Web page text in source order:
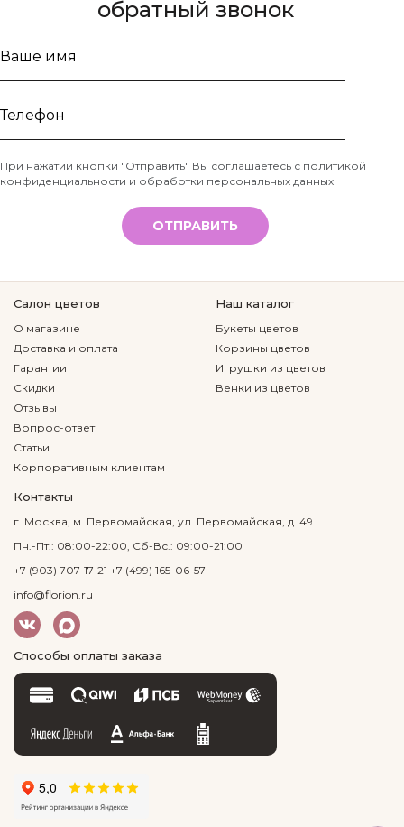
обратный звонок
Ваше
Телефон
*
При нажатии кнопки "Отправить" Вы соглашаетесь с политикой
конфиденциальности и обработки персональных данных
ОТПРАВИТЬ
Салон цветов
О магазине
Доставка и оплата
Гарантии
Скидки
Отзывы
Вопрос-ответ
Статьи
Корпоративным клиентам
Наш каталог
Букеты цветов
Корзины цветов
Игрушки из цветов
Венки из цветов
Контакты
г. Москва, м. Первомайская, ул. Первомайская, д. 49
Пн.-Пт.: 08:00-22:00, Сб-Вс.: 09:00-21:00
+7 (903) 707-17-21 +7 (499) 165-06-57
info@florion.ru
Способы оплаты заказа